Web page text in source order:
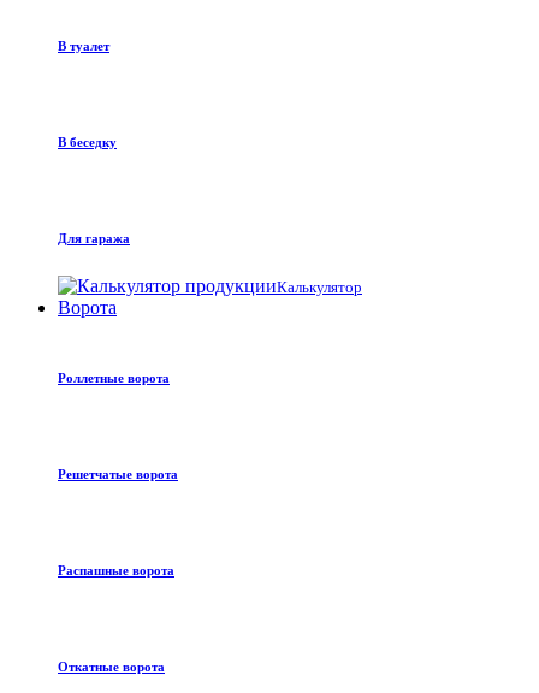
В туалет
В беседку
Для гаража
Калькулятор
Ворота
Роллетные ворота
Решетчатые ворота
Распашные ворота
Откатные ворота